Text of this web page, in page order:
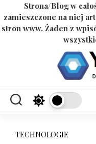
Strona/Blog w
zamieszczone na niej
stron www. Żaden z
TECHNOLOGIE